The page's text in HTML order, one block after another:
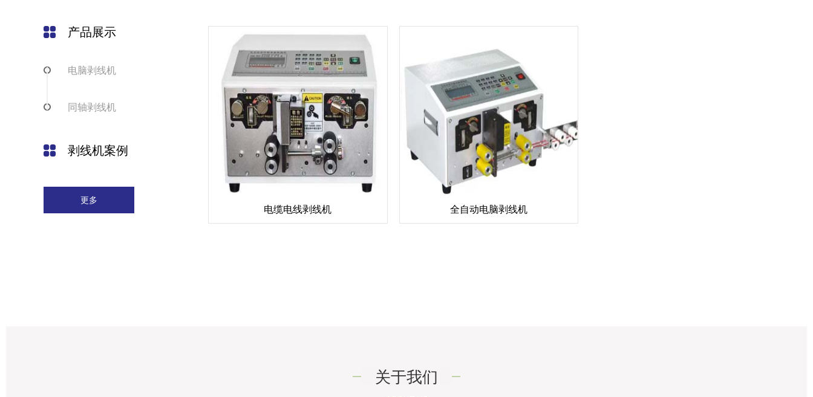
产品展示
电脑剥线机
同轴剥线机
剥线机案例
更多
电缆电线剥线机 全自动电脑剥线机
关于我们